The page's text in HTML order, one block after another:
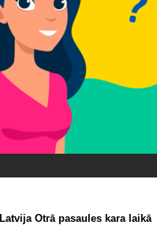
Latvija Otrā pasaules kara laikā